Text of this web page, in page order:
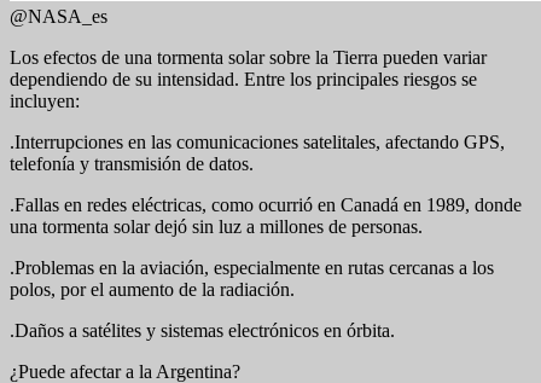
@NASA_es
Los efectos de una tormenta solar sobre la Tierra pueden variar
dependiendo de su intensidad. Entre los principales riesgos se
incluyen:
.Interrupciones en las comunicaciones satelitales, afectando GPS,
telefonía y transmisión de datos.
.Fallas en redes eléctricas, como ocurrió en Canadá en 1989, donde
una tormenta solar dejó sin luz a millones de personas.
.Problemas en la aviación, especialmente en rutas cercanas a los
polos, por el aumento de la radiación.
.Daños a satélites y sistemas electrónicos en órbita.
¿Puede afectar a la Argentina?